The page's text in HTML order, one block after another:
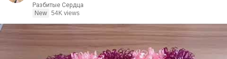
Разбитые Сердца
New 54K views